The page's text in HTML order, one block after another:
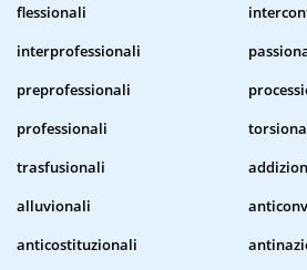
flessionali
interprofessionali
preprofessionali
professionali
trasfusionali
alluvionali
anticostituzionali